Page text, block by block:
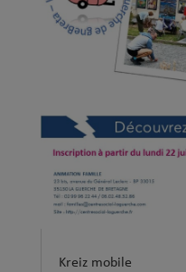
Kreiz mobile